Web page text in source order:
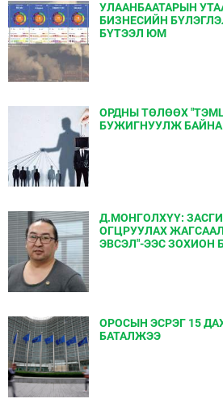
УЛААНБААТАРЫН
БИЗНЕСИЙН
БҮТЭЭЛ ЮМ
ОРДНЫ ТӨЛӨӨХ
БУЖИГНУУЛЖ БАЙНА
Д.МОНГОЛХҮҮ:
ОГЦРУУЛАХ
ЭВСЭЛ"-ЭЭС ЗОХИОН
ОРОСЫН ЭСРЭГ 15
БАТАЛЖЭЭ